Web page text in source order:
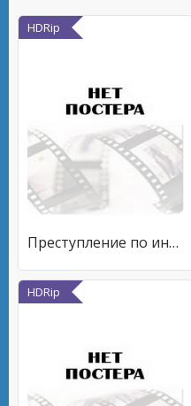
HDRip
Преступление по интернету
HDRip